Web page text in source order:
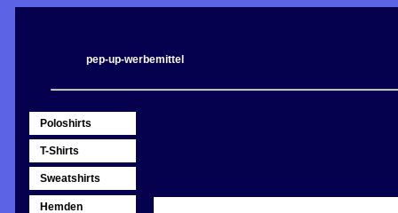
pep-up-werbemittel
Poloshirts
T-Shirts
Sweatshirts
Hemden